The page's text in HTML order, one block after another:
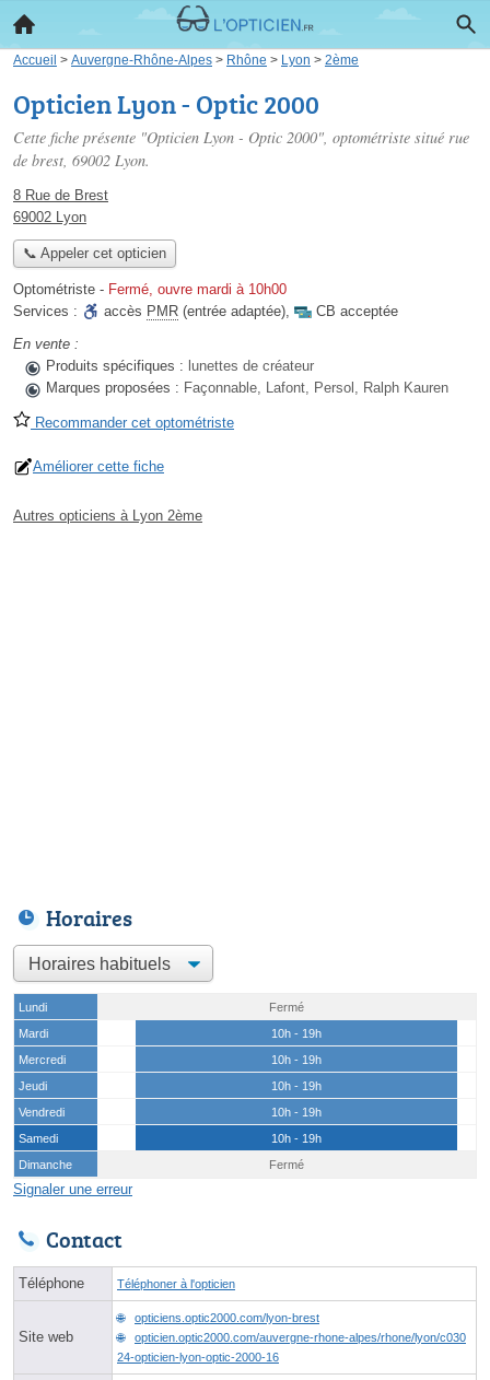
Accueil > Auvergne-Rhône-Alpes > Rhône > Lyon > 2ème
Opticien Lyon - Optic 2000
Cette fiche présente "Opticien Lyon - Optic 2000", optométriste situé rue
de brest, 69002 Lyon.
8 Rue de Brest
69002 Lyon
📞 Appeler cet opticien
Optométriste - Fermé, ouvre mardi à 10h00
Services :
accès PMR (entrée adaptée),
CB acceptée
En vente :
Produits spécifiques : lunettes de créateur
Marques proposées : Façonnable, Lafont, Persol, Ralph Kauren
Recommander cet optométriste
Améliorer cette fiche
Autres opticiens à Lyon 2ème
Horaires
Lundi
Fermé
Mardi
10h - 19h
Mercredi
10h - 19h
Jeudi
10h - 19h
Vendredi
10h - 19h
Samedi
10h - 19h
Dimanche
Fermé
Signaler une erreur
Contact
Téléphone Téléphoner à l'opticien
Site web
opticiens.optic2000.com/lyon-brest
opticien.optic2000.com/auvergne-rhone-alpes/rhone/lyon/c030
24-opticien-lyon-optic-2000-16